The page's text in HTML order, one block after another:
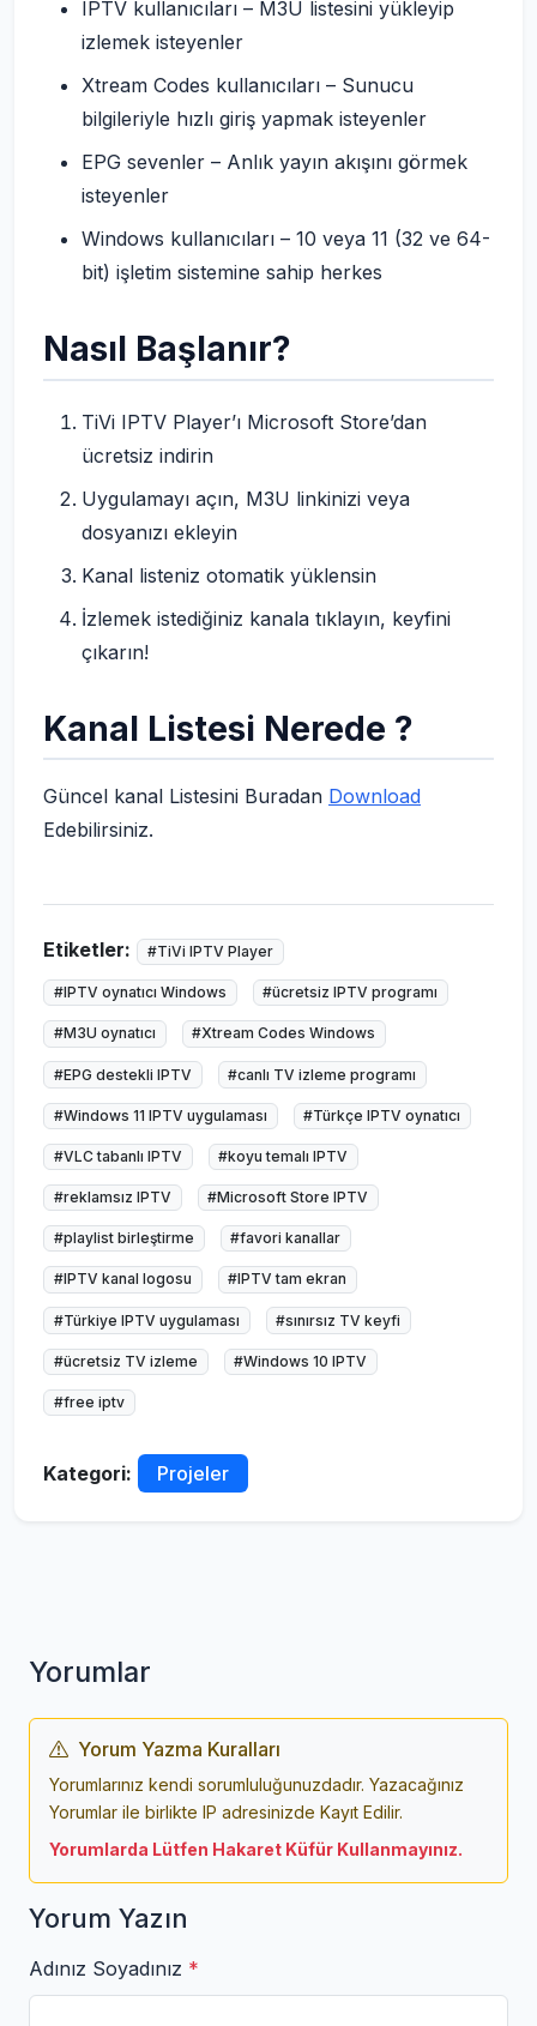
IPTV kullanıcıları – M3U listesini yükleyip
izlemek isteyenler
Xtream Codes kullanıcıları – Sunucu
bilgileriyle hızlı giriş yapmak isteyenler
EPG sevenler – Anlık yayın akışını görmek
isteyenler
Windows kullanıcıları – 10 veya 11 (32 ve 64-
bit) işletim sistemine sahip herkes
Nasıl Başlanır?
TiVi IPTV Player’ı Microsoft Store’dan
ücretsiz indirin
Uygulamayı açın, M3U linkinizi veya
dosyanızı ekleyin
Kanal listeniz otomatik yüklensin
İzlemek istediğiniz kanala tıklayın, keyfini
çıkarın!
Kanal Listesi Nerede ?
Güncel kanal Listesini Buradan Download
Edebilirsiniz.
Etiketler: #TiVi IPTV Player
#IPTV oynatıcı Windows #ücretsiz IPTV programı
#M3U oynatıcı #Xtream Codes Windows
#EPG destekli IPTV #canlı TV izleme programı
#Windows 11 IPTV uygulaması #Türkçe IPTV oynatıcı
#VLC tabanlı IPTV #koyu temalı IPTV
#reklamsız IPTV #Microsoft Store IPTV
#playlist birleştirme #favori kanallar
#IPTV kanal logosu #IPTV tam ekran
#Türkiye IPTV uygulaması #sınırsız TV keyfi
#ücretsiz TV izleme #Windows 10 IPTV
#free iptv
Kategori: Projeler
Yorumlar
Yorum Yazma Kuralları
Yorumlarınız kendi sorumluluğunuzdadır. Yazacağınız
Yorumlar ile birlikte IP adresinizde Kayıt Edilir.
Yorumlarda Lütfen Hakaret Küfür Kullanmayınız.
Yorum Yazın
Adınız Soyadınız *